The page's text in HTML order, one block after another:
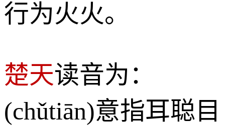
行为火火。
楚天读音为：
(chǔtiān)意指耳聪目